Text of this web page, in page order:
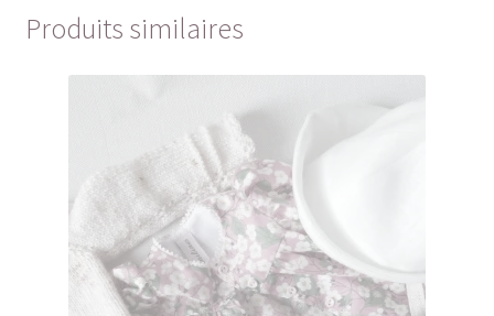
Produits similaires